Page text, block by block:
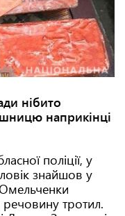
нібито
наприкінці
поліції, у
знайшов у
тротил.